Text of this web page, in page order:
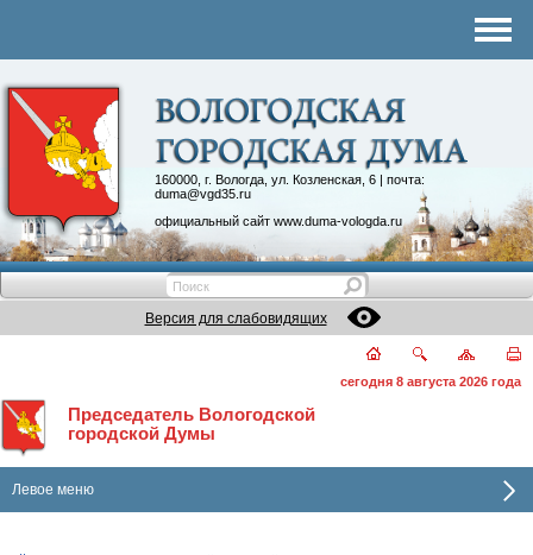
160000, г. Вологда, ул. Козленская, 6 | почта:
duma@vgd35.ru
официальный сайт www.duma-vologda.ru
Контакты
Депутатские объединения
Версия для слабовидящих
сегодня 8 августа 2026 года
Председатель Вологодской
городской Думы
Левое меню